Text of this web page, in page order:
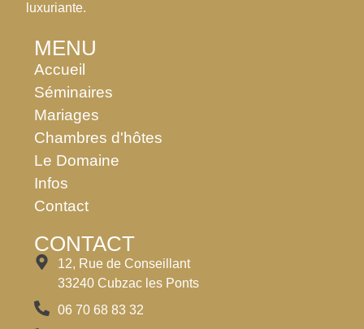
luxuriante.
MENU
Accueil
Séminaires
Mariages
Chambres d'hôtes
Le Domaine
Infos
Contact
CONTACT
12, Rue de Conseillant
33240 Cubzac les Ponts
06 70 68 83 32